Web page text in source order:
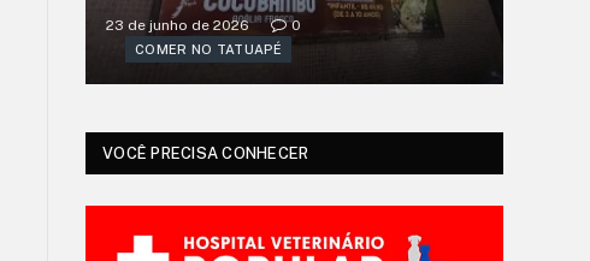
23 de junho de 2026 0
COMER NO TATUAPÉ
VOCÊ PRECISA CONHECER